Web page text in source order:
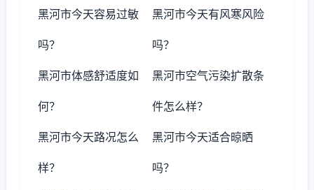
黑河市今天容易过敏
吗？
黑河市今天有风寒风险
吗？
黑河市体感舒适度如
何？
黑河市空气污染扩散条
件怎么样？
黑河市今天路况怎么
样？
黑河市今天适合晾晒
吗？